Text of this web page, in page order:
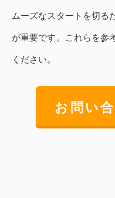
ムーズなスタートを切る
が重要です。これらを参
ください。
お問い